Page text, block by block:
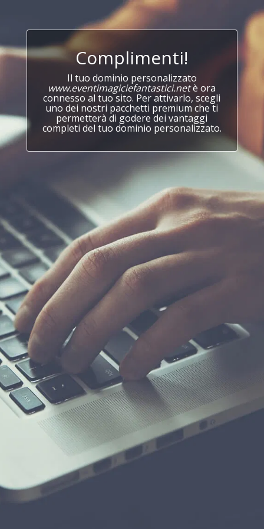
Complimenti!
Il tuo dominio personalizzato
www.eventimagiciefantastici.netè ora
connesso al tuo sito. Per attivarlo, scegli
uno dei nostri pacchetti premium che ti
permetterà di godere dei vantaggi
completi del tuo dominio personalizzato.